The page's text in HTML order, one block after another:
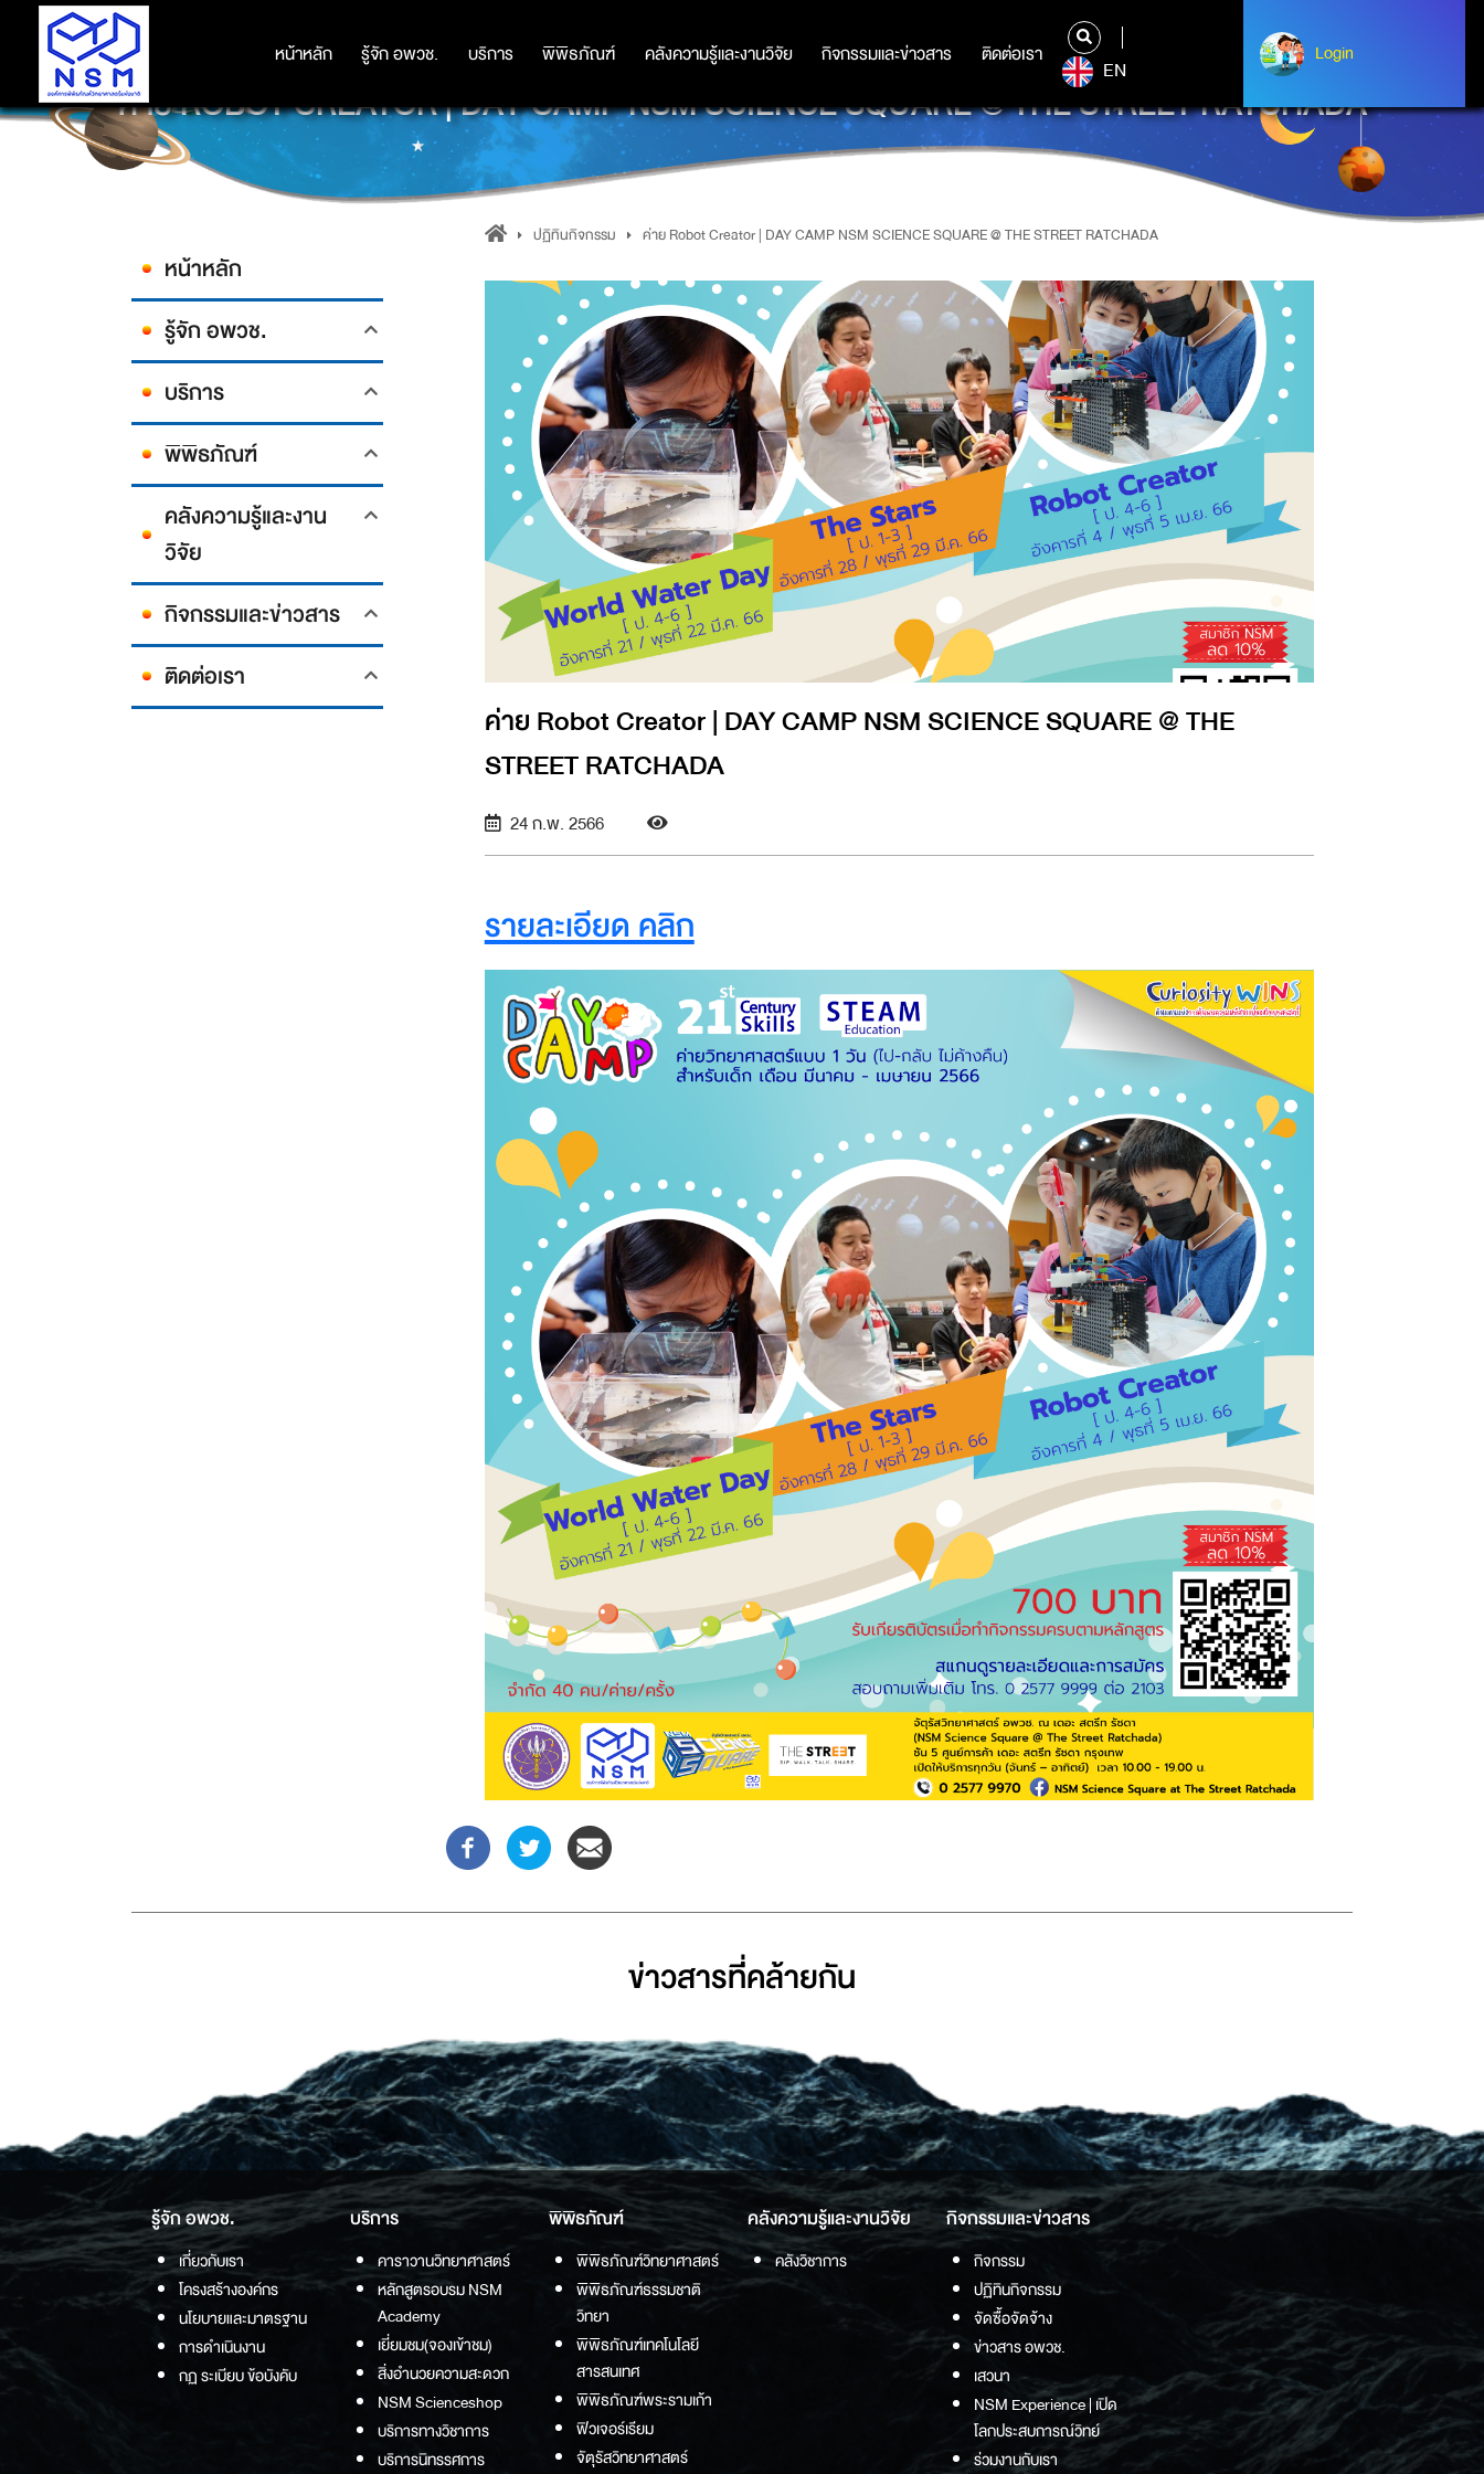
หน้าหลัก รู้จัก อพวช. บริการ พิพิธภัณฑ์ คลังความรู้และงานวิจัย กิจกรรมและข่าวสาร ติดต่อเรา
หน้าหลัก รู้จัก อพวช. บริการ พิพิธภัณฑ์ คลังความรู้และงานวิจัย กิจกรรมและข่าวสาร ติดต่อเรา
EN
Login
Login
ค่าย ROBOT CREATOR | DAY CAMP NSM SCIENCE SQUARE @ THE STREET RATCHADA
หน้าหลัก
รู้จัก อพวช.
บริการ
พิพิธภัณฑ์
คลังความรู้และงาน
วิจัย
กิจกรรมและข่าวสาร
ติดต่อเรา
ปฏิทินกิจกรรม ค่าย Robot Creator | DAY CAMP NSM SCIENCE SQUARE @ THE STREET RATCHADA
ค่าย Robot Creator | DAY CAMP NSM SCIENCE SQUARE @ THE
STREET RATCHADA
24 ก.พ. 2566
รายละเอียด คลิก
ข่าวสารที่่คล้ายกัน
รู้จัก อพวช.
เกี่ยวกับเรา
โครงสร้างองค์กร
นโยบายและมาตรฐาน
การดำเนินงาน
กฏ ระเบียบ ข้อบังคับ
บริการ
คาราวานวิทยาศาสตร์
หลักสูตรอบรม NSM
Academy
เยี่ยมชม(จองเข้าชม)
สิ่งอำนวยความสะดวก
NSM Scienceshop
บริการทางวิชาการ
บริการนิทรรศการ
พิพิธภัณฑ์
พิพิธภัณฑ์วิทยาศาสตร์
พิพิธภัณฑ์ธรรมชาติ
วิทยา
พิพิธภัณฑ์เทคโนโลยี
สารสนเทศ
พิพิธภัณฑ์พระรามเก้า
ฟิวเจอร์เรียม
จัตุรัสวิทยาศาสตร์
คลังความรู้และงานวิจัย
คลังวิชาการ
กิจกรรมและข่าวสาร
กิจกรรม
ปฏิทินกิจกรรม
จัดซื้อจัดจ้าง
ข่าวสาร อพวช.
เสวนา
NSM Experience | เปิด
โลกประสบการณ์วิทย์
ร่วมงานกับเรา